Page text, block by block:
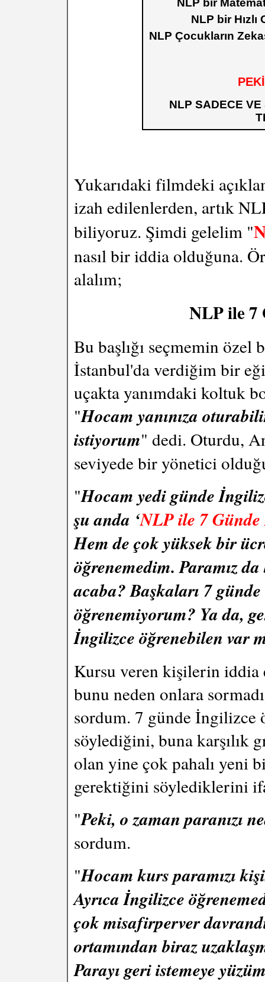
NLP bir
NLP bir
NLP Çocukların
NLP SADECE
Yukarıdaki filmdeki
izah edilenlerden, artık
biliyoruz. Şimdi gelelim "
nasıl bir iddia olduğuna.
alalım;
NLP ile 7
Bu başlığı seçmemin
İstanbul'da verdiğim bir
uçakta yanımdaki koltuk
"Hocam yanınıza
istiyorum" dedi. Oturdu,
seviyede bir yönetici
"Hocam yedi günde
şu anda ‘NLP ile 7
Hem de çok yüksek bir
öğrenemedim. Paramız
acaba? Başkaları 7
öğrenemiyorum? Ya da,
İngilizce öğrenebilen var
Kursu veren kişilerin iddia
bunu neden onlara
sordum. 7 günde İngilizce
söylediğini, buna karşılık
olan yine çok pahalı yeni
gerektiğini söylediklerini
"Peki, o zaman paranızı
sordum.
"Hocam kurs paramızı
Ayrıca İngilizce
çok misafirperver
ortamından biraz
Parayı geri istemeye